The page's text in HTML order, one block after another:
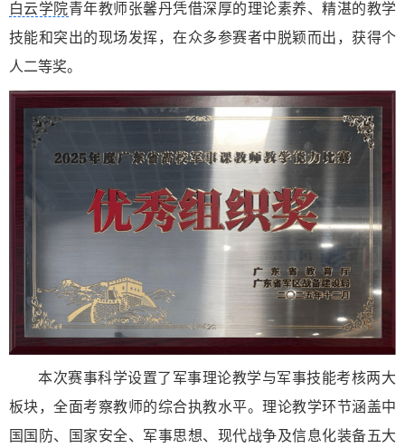
白云学院青年教师张馨丹凭借深厚的理论素养、精湛的教学
技能和突出的现场发挥，在众多参赛者中脱颖而出，获得个
人二等奖。
本次赛事科学设置了军事理论教学与军事技能考核两大
板块，全面考察教师的综合执教水平。理论教学环节涵盖中
国国防、国家安全、军事思想、现代战争及信息化装备五大